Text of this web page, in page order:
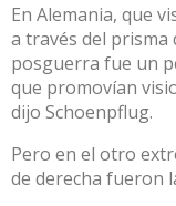
En Alemania, que
a través del prisma
posguerra fue un
que promovían
dijo Schoenpflug.
Pero en el otro
de derecha fueron